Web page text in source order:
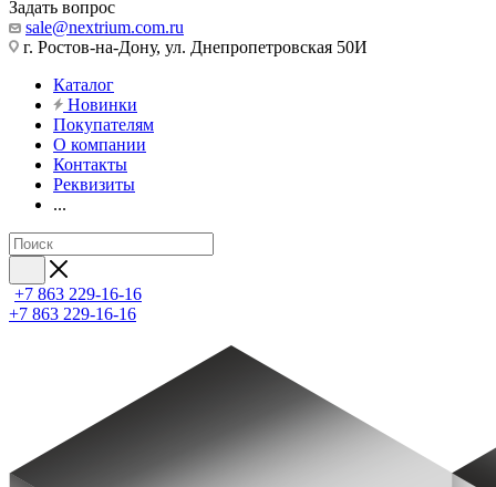
Задать вопрос
sale@nextrium.com.ru
г. Ростов-на-Дону, ул. Днепропетровская 50И
Каталог
Новинки
Покупателям
О компании
Контакты
Реквизиты
...
+7 863 229-16-16
+7 863 229-16-16